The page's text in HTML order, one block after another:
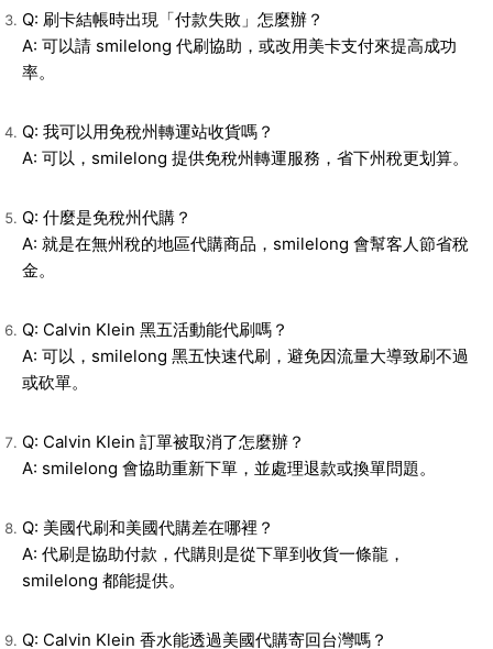
Q: 刷卡結帳時出現「付款失敗」怎麼辦？
A: 可以請 smilelong 代刷協助，或改用美卡支付來提高成功
率。
Q: 我可以用免稅州轉運站收貨嗎？
A: 可以，smilelong 提供免稅州轉運服務，省下州稅更划算。
Q: 什麼是免稅州代購？
A: 就是在無州稅的地區代購商品，smilelong 會幫客人節省稅
金。
Q: Calvin Klein 黑五活動能代刷嗎？
A: 可以，smilelong 黑五快速代刷，避免因流量大導致刷不過
或砍單。
Q: Calvin Klein 訂單被取消了怎麼辦？
A: smilelong 會協助重新下單，並處理退款或換單問題。
Q: 美國代刷和美國代購差在哪裡？
A: 代刷是協助付款，代購則是從下單到收貨一條龍，
smilelong 都能提供。
Q: Calvin Klein 香水能透過美國代購寄回台灣嗎？